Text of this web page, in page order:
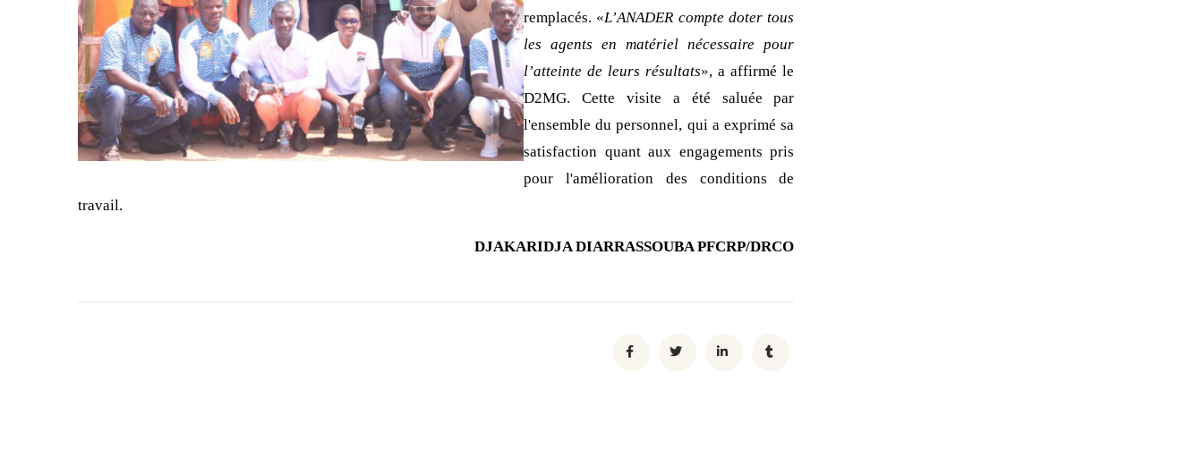
remplacés. «L’ANADER compte doter tous
les agents en matériel nécessaire pour
l’atteinte de leurs résultats», a affirmé le
D2MG. Cette visite a été saluée par
l'ensemble du personnel, qui a exprimé sa
satisfaction quant aux engagements pris
pour l'amélioration des conditions de
travail.
DJAKARIDJA DIARRASSOUBA PFCRP/DRCO